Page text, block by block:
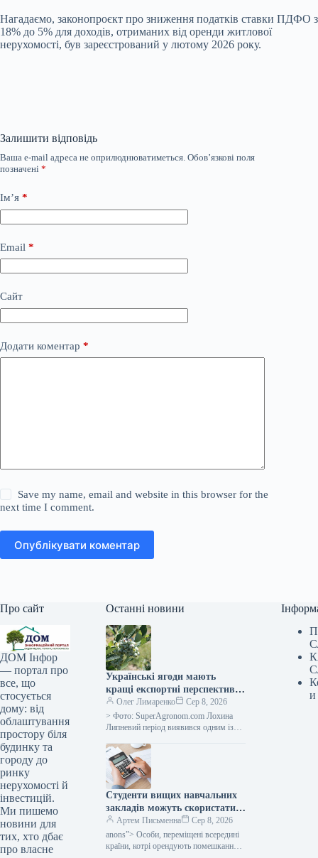
Нагадаємо, законопроєкт про зниження податків ставки ПДФО з
18% до 5% для доходів, отриманих від оренди житлової
нерухомості, був зареєстрований у лютому 2026 року.
Залишити відповідь
Ваша e-mail адреса не оприлюднюватиметься. Обов’язкові поля
позначені *
Ім’я *
Email *
Сайт
Додати коментар *
Save my name, email and website in this browser for the
next time I comment.
Опублікувати коментар
Про сайт
ДОМ Інфор
— портал про
все, що
стосується
дому: від
облаштування
простору біля
будинку та
городу до
ринку
нерухомості й
інвестицій.
Ми пишемо
новини для
тих, хто дбає
про власне
Останні новини
Українські ягоди мають
кращі експортні перспективи,
однак слід зважати на
оновлені нормативні вимоги
— SuperAgronom.com
Олег Лимаренко
Сер 8, 2026
> Фото: SuperAgronom.com Лохина
Липневий період виявився одним із
України, що спеціалізується на
вирощуванні ягід. Саме…
Студенти вищих навчальних
закладів можуть скористатися
податковою знижкою на
оренду помешкання: які
вимоги слід дотриматися —
Артем Письменна
Сер 8, 2026
anons”> Особи, переміщені всередині
країни, котрі орендують помешкання,
и